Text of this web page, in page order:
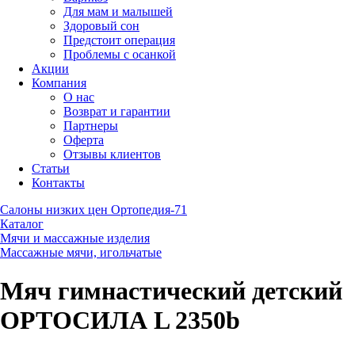
Для мам и малышей
Здоровый сон
Предстоит операция
Проблемы с осанкой
Акции
Компания
О нас
Возврат и гарантии
Партнеры
Оферта
Отзывы клиентов
Статьи
Контакты
Салоны низких цен Ортопедия-71
Каталог
Мячи и массажные изделия
Массажные мячи, игольчатые
Мяч гимнастический детский
ОРТОСИЛА L 2350b